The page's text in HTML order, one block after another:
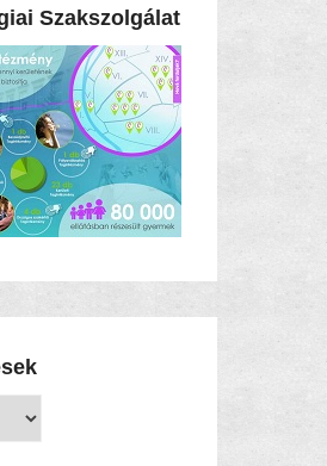
Szakszolgálat